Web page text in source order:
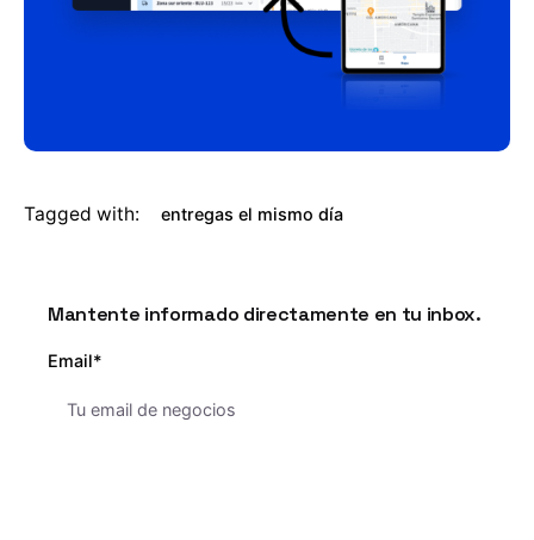
Tagged with: entregas el mismo día
Mantente informado directamente en tu inbox.
Email*